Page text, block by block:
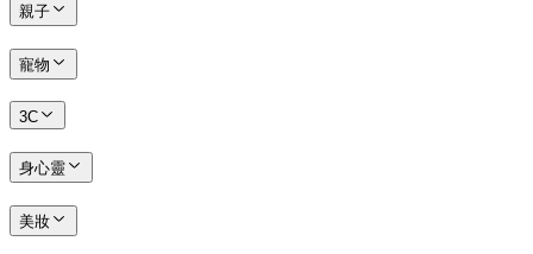
親子
寵物
3C
身心靈
美妝